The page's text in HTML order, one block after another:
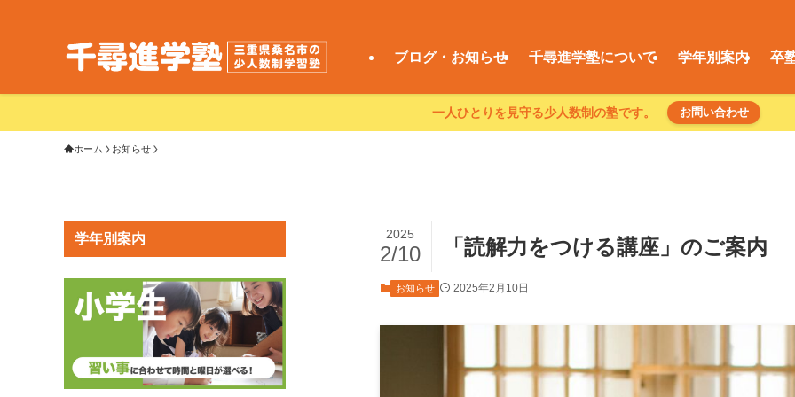
ブログ・お知らせ 千尋進学塾について 学年別案内 卒
一人ひとりを見守る少人数制の塾です。 お問い合わせ
ホーム お知らせ
「読解力をつける講座」のご案内
2025
2/10
お知らせ 2025年2月10日
学年別案内